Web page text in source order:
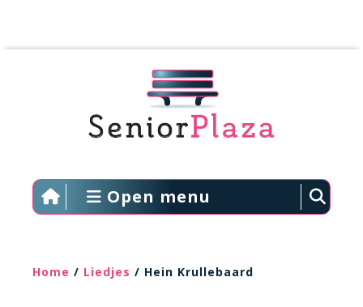
Open menu
Home / Liedjes / Hein Krullebaard